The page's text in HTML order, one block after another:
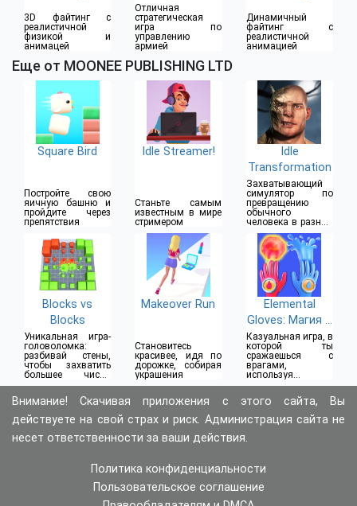
3D файтинг с
реалистичной
физикой и
анимацей
Отличная
стратегическая
игра по
управлению
армией
Динамичный
файтинг с
реалистичной
анимацией
Еще от MOONEE PUBLISHING LTD
Square Bird
Постройте свою
яичную башню и
пройдите через
препятствия
Idle Streamer!
Станьте самым
известным в мире
стримером
Idle
Transformation
Захватывающий
симулятор по
превращению
обычного
человека в разных
существ
Blocks vs
Blocks
Уникальная игра-
головоломка:
разбивай стены,
чтобы захватить
большее число
клеток
Makeover Run
Становитесь
красивее, идя по
дорожке, собирая
украшения
Elemental
Gloves: Магия и
Сила
Казуальная игра, в
которой ты
сражаешься с
врагами,
используя
суперсилу
волшебных
перчаток
Внимание! Скачивая приложения с этого сайта, Вы
действуете на свой страх и риск. Администрация сайта не
несет ответственности за ваши действия.
Политика конфиденциальности
Пользовательское соглашение